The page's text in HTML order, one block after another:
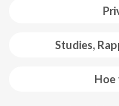
Studies,
Hoe